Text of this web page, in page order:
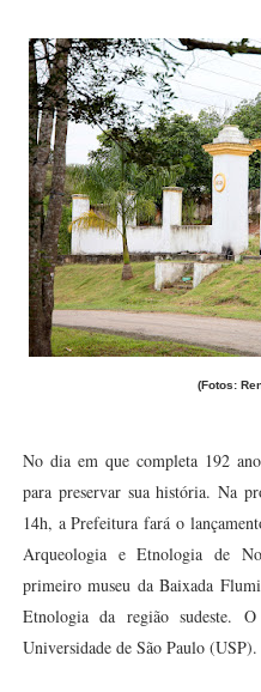
(Fotos:
No dia em que completa 192
para preservar sua história. Na
14h, a Prefeitura fará o
Arqueologia e Etnologia de
primeiro museu da Baixada
Etnologia da região sudeste.
Universidade de São Paulo (USP).